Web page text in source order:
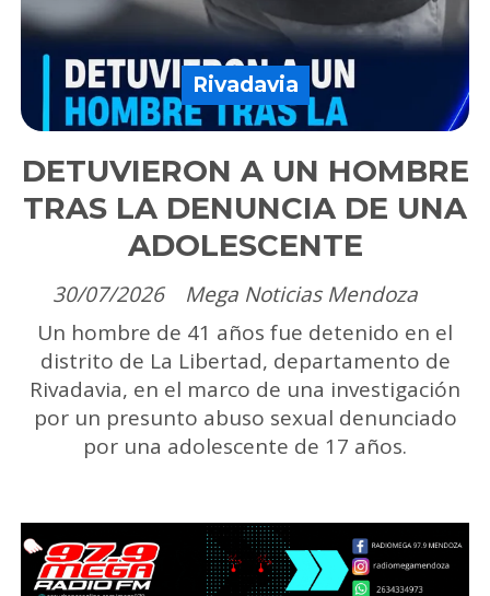
DETUVIERON A UN HOMBRE
TRAS LA DENUNCIA DE UNA
ADOLESCENTE
Mega Noticias Mendoza
Rivadavia
30/07/2026
Un hombre de 41 años fue detenido en el
distrito de La Libertad, departamento de
Rivadavia, en el marco de una investigación
por un presunto abuso sexual denunciado
por una adolescente de 17 años.